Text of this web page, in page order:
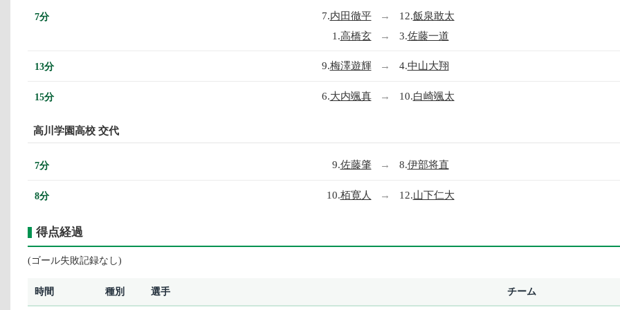
7分 7.内田徹平 → 12.飯泉敢太
1.高橋玄 → 3.佐藤一道
13分 9.梅澤遊輝 → 4.中山大翔
15分 6.大内颯真 → 10.白崎颯太
高川学園高校 交代
7分 9.佐藤肇 → 8.伊部将直
8分 10.栢寛人 → 12.山下仁大
得点経過
(ゴール失敗記録なし)
時間 種別 選手 チーム